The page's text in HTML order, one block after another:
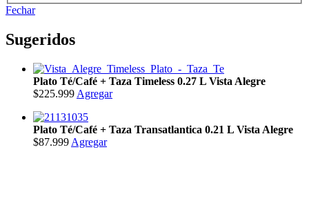
Fechar
Sugeridos
Plato Té/Café + Taza Timeless 0.27 L Vista Alegre
$225.999 Agregar
Plato Té/Café + Taza Transatlantica 0.21 L Vista Alegre
$87.999 Agregar